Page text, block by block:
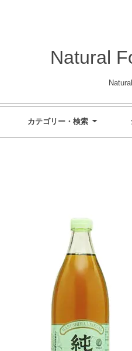
Natural
カテゴリー・検索